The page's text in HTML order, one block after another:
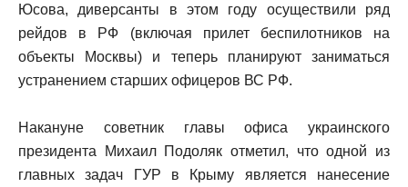
Юсова, диверсанты в этом году осуществили ряд
рейдов в РФ (включая прилет беспилотников на
объекты Москвы) и теперь планируют заниматься
устранением старших офицеров ВС РФ.
Накануне советник главы офиса украинского
президента Михаил Подоляк отметил, что одной из
главных задач ГУР в Крыму является нанесение